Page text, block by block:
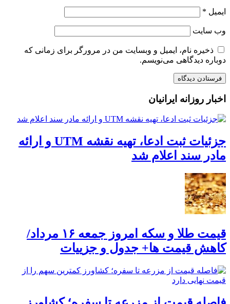
ایمیل *
وب‌ سایت
ذخیره نام، ایمیل و وبسایت من در مرورگر برای زمانی که
دوباره دیدگاهی می‌نویسم.
اخبار روزانه ایرانیان
جزئیات ثبت ادعا، تهیه نقشه UTM و ارائه
مادر سند اعلام شد
قیمت طلا و سکه امروز جمعه ۱۶ مرداد/
کاهش قیمت ها+ جدول و جزییات